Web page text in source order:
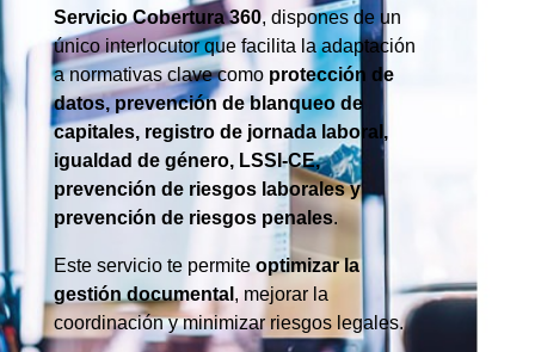
Servicio Cobertura 360, dispones de un
único interlocutor que facilita la adaptación
a normativas clave como protección de
datos, prevención de blanqueo de
capitales, registro de jornada laboral,
igualdad de género, LSSI-CE,
prevención de riesgos laborales y
prevención de riesgos penales.
Este servicio te permite optimizar la
gestión documental , mejorar la
coordinación y minimizar riesgos legales.